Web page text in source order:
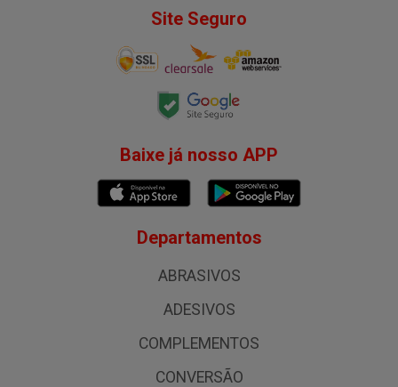
Site Seguro
Baixe já nosso APP
Departamentos
ABRASIVOS
ADESIVOS
COMPLEMENTOS
CONVERSÃO